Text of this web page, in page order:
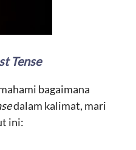
Tense
bagaimana
dalam kalimat, mari
ini: